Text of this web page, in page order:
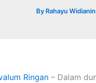
By Rahayu
Ringan – Dalam